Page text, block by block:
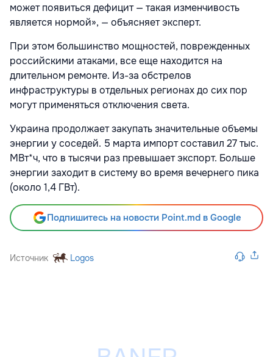
может появиться дефицит — такая изменчивость
является нормой», — объясняет эксперт.
При этом большинство мощностей, поврежденных
российскими атаками, все еще находится на
длительном ремонте. Из-за обстрелов
инфраструктуры в отдельных регионах до сих пор
могут применяться отключения света.
Украина продолжает закупать значительные объемы
энергии у соседей. 5 марта импорт составил 27 тыс.
МВт*ч, что в тысячи раз превышает экспорт. Больше
энергии заходит в систему во время вечернего пика
(около 1,4 ГВт).
Подпишитесь на новости Point.md в Google
Источник Logos